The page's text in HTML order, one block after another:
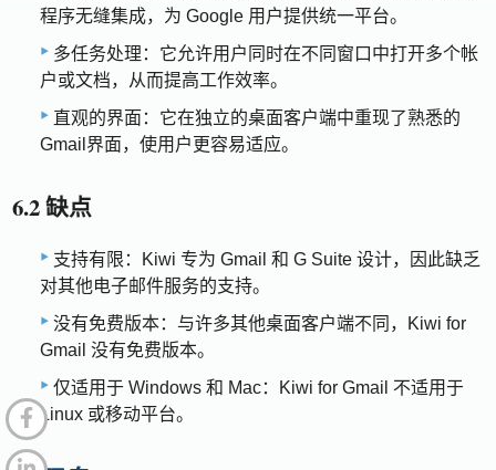
程序无缝集成，为 Google 用户提供统一平台。
多任务处理：它允许用户同时在不同窗口中打开多个帐
户或文档，从而提高工作效率。
直观的界面：它在独立的桌面客户端中重现了熟悉的
Gmail界面，使用户更容易适应。
6.2 缺点
支持有限：Kiwi 专为 Gmail 和 G Suite 设计，因此缺乏
对其他电子邮件服务的支持。
没有免费版本：与许多其他桌面客户端不同，Kiwi for
Gmail 没有免费版本。
仅适用于 Windows 和 Mac：Kiwi for Gmail 不适用于
Linux 或移动平台。